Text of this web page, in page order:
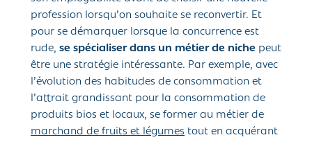
profession lorsqu’on souhaite se reconvertir. Et
pour se démarquer lorsque la concurrence est
rude, se spécialiser dans un métier de niche peut
être une stratégie intéressante. Par exemple, avec
l’évolution des habitudes de consommation et
l’attrait grandissant pour la consommation de
produits bios et locaux, se former au métier de
marchand de fruits et légumes tout en acquérant